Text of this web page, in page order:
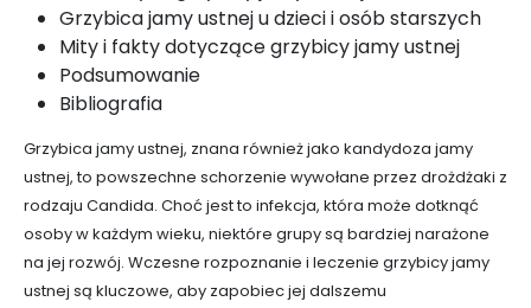
Grzybica jamy ustnej u dzieci i osób starszych
Mity i fakty dotyczące grzybicy jamy ustnej
Podsumowanie
Bibliografia
Grzybica jamy ustnej, znana również jako kandydoza jamy
ustnej, to powszechne schorzenie wywołane przez drożdżaki z
rodzaju Candida. Choć jest to infekcja, która może dotknąć
osoby w każdym wieku, niektóre grupy są bardziej narażone
na jej rozwój. Wczesne rozpoznanie i leczenie grzybicy jamy
ustnej są kluczowe, aby zapobiec jej dalszemu